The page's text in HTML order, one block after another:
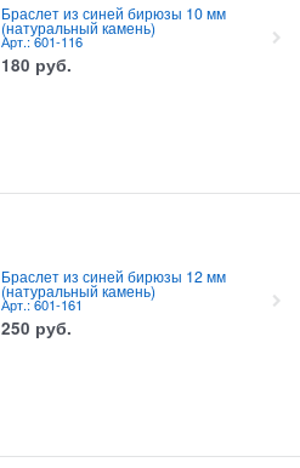
Браслет из синей бирюзы 10 мм
(натуральный камень)
Арт.: 601-116
180 руб.
Браслет из синей бирюзы 12 мм
(натуральный камень)
Арт.: 601-161
250 руб.